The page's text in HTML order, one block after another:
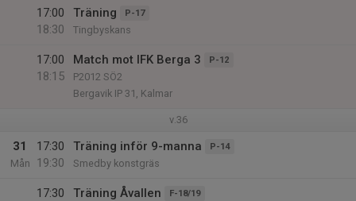
17:00
18:30
Träning P-17
Tingbyskans
17:00
18:15
Match mot IFK Berga 3 P-12
P2012 SÖ2
Bergavik IP 31, Kalmar
v.36
31
Mån
17:30
19:30
Träning inför 9-manna P-14
Smedby konstgräs
17:30
Träning Åvallen F-18/19